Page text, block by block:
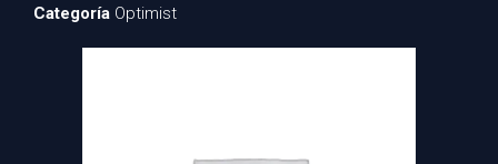
Categoría Optimist